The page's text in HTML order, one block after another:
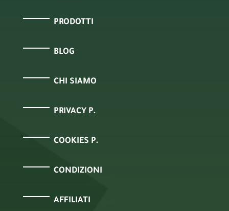
PRODOTTI
BLOG
CHI SIAMO
PRIVACY P.
COOKIES P.
CONDIZIONI
AFFILIATI